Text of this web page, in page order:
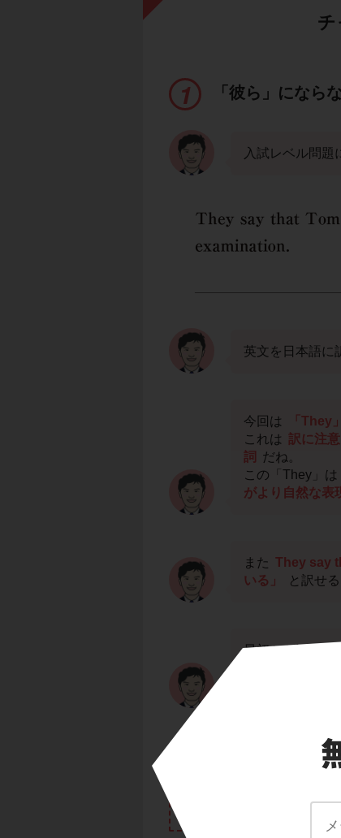
チ
「彼ら」になら
入試レベル問題
英文を日本語に
今回は 「They」
これは 訳に注
詞
だね。
この「They」
がより自然な表
また They say
いる」
と訳せる
最初から訳すと